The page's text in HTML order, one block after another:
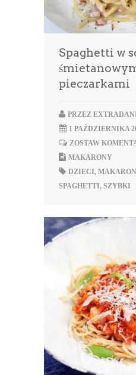
Spaghetti w
pieczarkami
PRZEZ
1 PAŹDZIERNIKA
ZOSTAW
MAKARONY
DZIECI, MAKARON
SPAGHETTI, SZYBKI